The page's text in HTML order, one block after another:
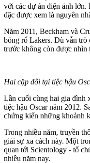
với các dự án điện ảnh
đặc được xem là nguyên
Năm 2011, Beckham và
bóng rổ Lakers. Dù vẫn trò
trước không còn được nhìn
Hai cặp đôi tại tiệc hậu
Lần cuối cùng hai gia đình
tiệc hậu Oscar năm 2012.
chứng kiến những khoảnh
Trong nhiều năm, truyền
giải sự xa cách này. Một
quan tới Scientology - tổ
nhiều năm nay.